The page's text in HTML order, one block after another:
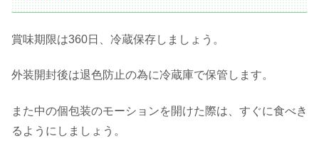
賞味期限は360日、冷蔵保存しましょう。
外装開封後は退色防止の為に冷蔵庫で保管します。
また中の個包装のモーションを開けた際は、すぐに食べき
るようにしましょう。